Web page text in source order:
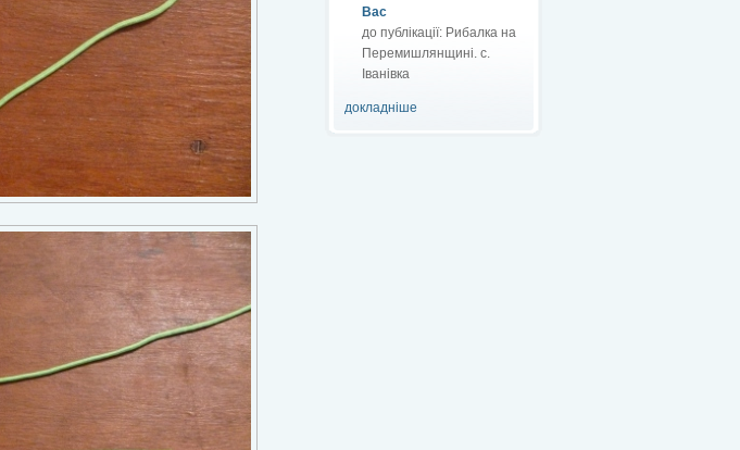
Вас
до публікації: Рибалка на
Перемишлянщині. с.
Іванівка
докладніше